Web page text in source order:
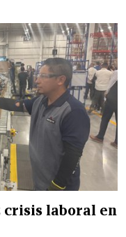
crisis laboral en